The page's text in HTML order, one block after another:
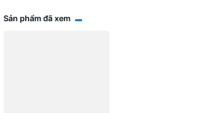
Sản phẩm đã xem